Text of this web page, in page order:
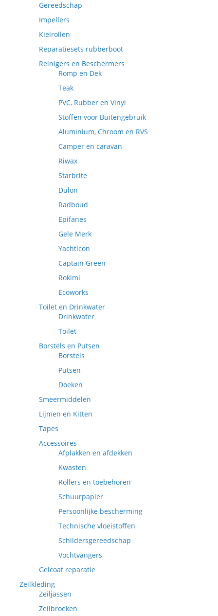
Gereedschap
Impellers
Kielrollen
Reparatiesets rubberboot
Reinigers en Beschermers
Romp en Dek
Teak
PVC, Rubber en Vinyl
Stoffen voor Buitengebruik
Aluminium, Chroom en RVS
Camper en caravan
Riwax
Starbrite
Dulon
Radboud
Epifanes
Gele Merk
Yachticon
Captain Green
Rokimi
Ecoworks
Toilet en Drinkwater
Drinkwater
Toilet
Borstels en Putsen
Borstels
Putsen
Doeken
Smeermiddelen
Lijmen en Kitten
Tapes
Accessoires
Afplakken en afdekken
Kwasten
Rollers en toebehoren
Schuurpapier
Persoonlijke bescherming
Technische vloeistoffen
Schildersgereedschap
Vochtvangers
Gelcoat reparatie
Zeilkleding
Zeiljassen
Zeilbroeken